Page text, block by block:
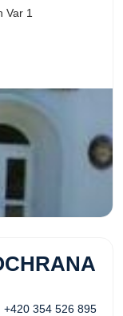
Var 1
+420 354 526 895